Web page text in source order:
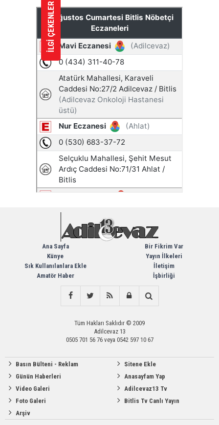
İLGİ ÇEKENLER
Ana Sayfa
Künye
Sık Kullanılanlara Ekle
Amatör Haber
Bir Fikrim Var
Yayın İlkeleri
İletişim
İşbirliği
Tüm Hakları Saklıdır © 2009
Adilcevaz 13
0505 701 56 76 veya 0542 597 10 67
Basın Bülteni - Reklam
Günün Haberleri
Video Galeri
Foto Galeri
Arşiv
Sitene Ekle
Anasayfam Yap
Adilcevaz13 Tv
Bitlis Tv Canlı Yayın